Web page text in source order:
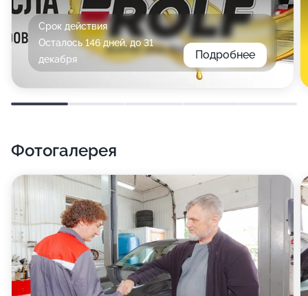
Срок действия
Осталось 146 дней, до 31
декабря
Подробнее
Фотогалерея